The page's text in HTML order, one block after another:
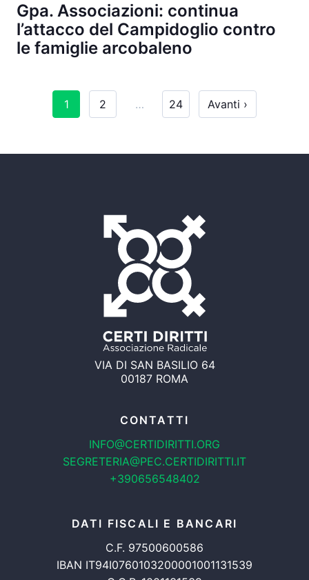
Gpa. Associazioni: continua
l’attacco del Campidoglio contro
le famiglie arcobaleno
1 2 … 24 Avanti ›
VIA DI SAN BASILIO 64
00187 ROMA
CONTATTI
INFO@CERTIDIRITTI.ORG
SEGRETERIA@PEC.CERTIDIRITTI.IT
+390656548402
DATI FISCALI E BANCARI
C.F. 97500600586
IBAN IT94I0760103200001001131539